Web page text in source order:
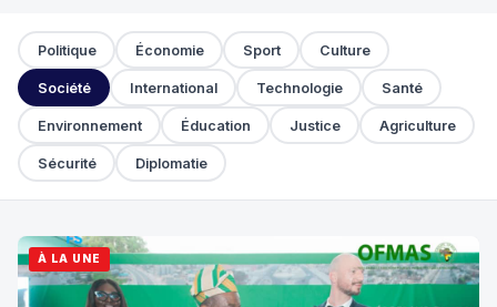
Politique Économie Sport Culture
Société International Technologie Santé
Environnement Éducation Justice Agriculture
Sécurité Diplomatie
À LA UNE